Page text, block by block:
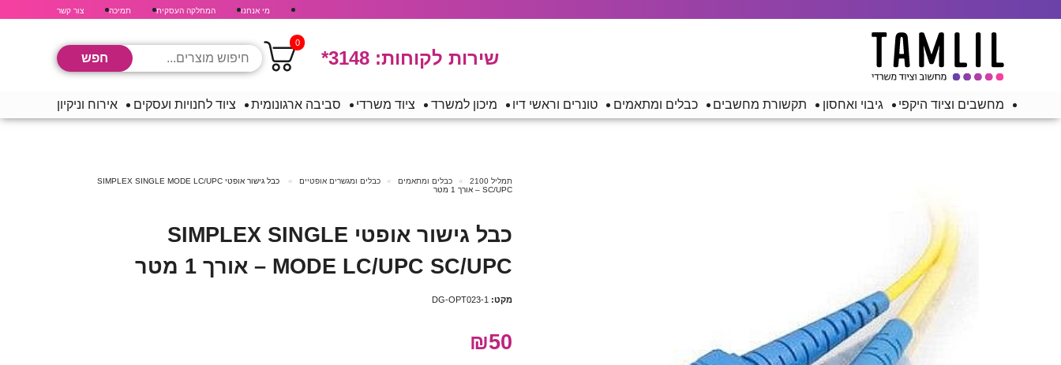
מי אנחנו המחלקה העסקית תמיכה צור קשר
שירות לקוחות: *3148
0
מחשבים וציוד היקפי גיבוי ואחסון תקשורת מחשבים כבלים ומתאמים טונרים וראשי דיו מיכון למשרד ציוד משרדי סביבה ארגונומית ציוד לחנויות ועסקים אירוח וניקיון
תמליל 2100 כבלים ומתאמים כבלים ומגשרים אופטיים
כבל גישור אופטי SIMPLEX SINGLE MODE LC/UPC
SC/UPC – אורך 1 מטר
כבל גישור אופטי SIMPLEX SINGLE
MODE LC/UPC SC/UPC – אורך 1 מטר
מקט: DG-OPT023-1
₪50